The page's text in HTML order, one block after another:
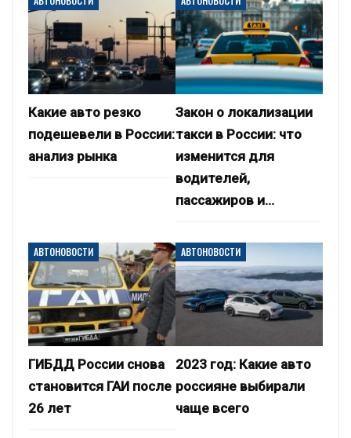
Какие авто резко
подешевели в России:
анализ рынка
Закон о локализации
такси в России: что
изменится для
водителей,
пассажиров и…
АВТОНОВОСТИ
ГИБДД России снова
становится ГАИ после
26 лет
АВТОНОВОСТИ
2023 год: Какие авто
россияне выбирали
чаще всего